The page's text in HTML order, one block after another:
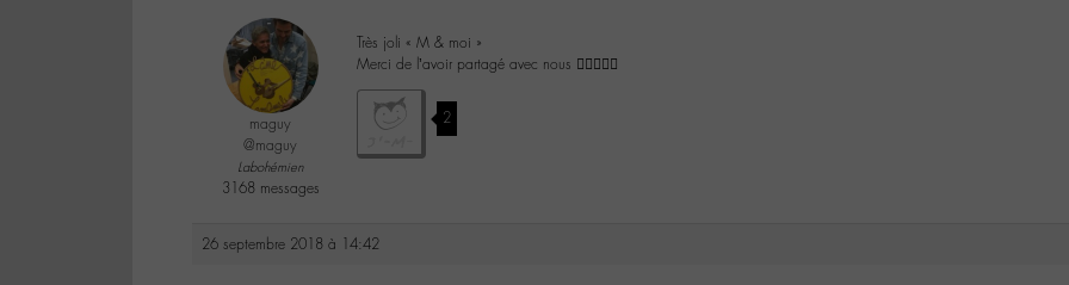
maguy
@maguy
Labohémien
3168 messages
Très joli « M & moi »
Merci de l’avoir partagé avec nous 👍🏼😉✌🏽
2
26 septembre 2018 à 14:42